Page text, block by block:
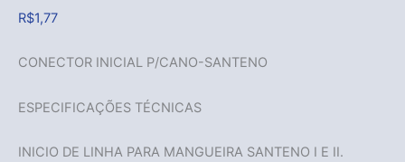
R$1,77
CONECTOR INICIAL P/CANO-SANTENO
ESPECIFICAÇÕES TÉCNICAS
INICIO DE LINHA PARA MANGUEIRA SANTENO I E II.